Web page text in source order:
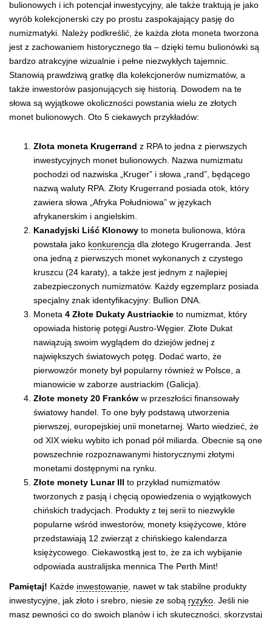
bulionowych i ich potencjał inwestycyjny, ale także traktują je jako
wyrób kolekcjonerski czy po prostu zaspokajający pasję do
numizmatyki. Należy podkreślić, że każda złota moneta tworzona
jest z zachowaniem historycznego tła – dzięki temu bulionówki są
bardzo atrakcyjne wizualnie i pełne niezwykłych tajemnic.
Stanowią prawdziwą gratkę dla kolekcjonerów numizmatów, a
także inwestorów pasjonujących się historią. Dowodem na te
słowa są wyjątkowe okoliczności powstania wielu ze złotych
monet bulionowych. Oto 5 ciekawych przykładów:
Złota moneta Krugerrand z RPA to jedna z pierwszych
inwestycyjnych monet bulionowych. Nazwa numizmatu
pochodzi od nazwiska „Kruger” i słowa „rand”, będącego
nazwą waluty RPA. Złoty Krugerrand posiada otok, który
zawiera słowa „Afryka Południowa” w językach
afrykanerskim i angielskim.
Kanadyjski Liść Klonowy to moneta bulionowa, która
powstała jako konkurencja dla złotego Krugerranda. Jest
ona jedną z pierwszych monet wykonanych z czystego
kruszcu (24 karaty), a także jest jednym z najlepiej
zabezpieczonych numizmatów. Każdy egzemplarz posiada
specjalny znak identyfikacyjny: Bullion DNA.
Moneta 4 Złote Dukaty Austriackie to numizmat, który
opowiada historię potęgi Austro-Węgier. Złote Dukat
nawiązują swoim wyglądem do dziejów jednej z
największych światowych potęg. Dodać warto, że
pierwowzór monety był popularny również w Polsce, a
mianowicie w zaborze austriackim (Galicja).
Złote monety 20 Franków w przeszłości finansowały
światowy handel. To one były podstawą utworzenia
pierwszej, europejskiej unii monetarnej. Warto wiedzieć, że
od XIX wieku wybito ich ponad pół miliarda. Obecnie są one
powszechnie rozpoznawanymi historycznymi złotymi
monetami dostępnymi na rynku.
Złote monety Lunar III
to przykład numizmatów
tworzonych z pasją i chęcią opowiedzenia o wyjątkowych
chińskich tradycjach. Produkty z tej serii to niezwykle
popularne wśród inwestorów, monety księżycowe, które
przedstawiają 12 zwierząt z chińskiego kalendarza
księżycowego. Ciekawostką jest to, że za ich wybijanie
odpowiada australijska mennica The Perth Mint!
Pamiętaj! Każde inwestowanie, nawet w tak stabilne produkty
inwestycyjne, jak złoto i srebro, niesie ze sobą ryzyko. Jeśli nie
masz pewności co do swoich planów i ich skuteczności, skorzystaj